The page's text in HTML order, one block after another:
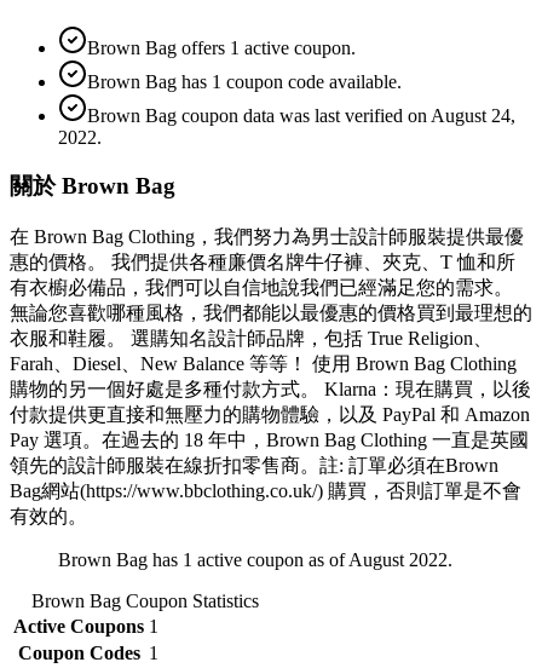
Brown Bag offers 1 active coupon.
Brown Bag has 1 coupon code available.
Brown Bag coupon data was last verified on August 24,
2022.
關於 Brown Bag
在 Brown Bag Clothing，我們努力為男士設計師服裝提供最優
惠的價格。 我們提供各種廉價名牌牛仔褲、夾克、T 恤和所
有衣櫥必備品，我們可以自信地說我們已經滿足您的需求。
無論您喜歡哪種風格，我們都能以最優惠的價格買到最理想的
衣服和鞋履。 選購知名設計師品牌，包括 True Religion、
Farah、Diesel、New Balance 等等！ 使用 Brown Bag Clothing
購物的另一個好處是多種付款方式。 Klarna：現在購買，以後
付款提供更直接和無壓力的購物體驗，以及 PayPal 和 Amazon
Pay 選項。在過去的 18 年中，Brown Bag Clothing 一直是英國
領先的設計師服裝在線折扣零售商。註: 訂單必須在Brown
Bag網站(https://www.bbclothing.co.uk/) 購買，否則訂單是不會
有效的。
Brown Bag has 1 active coupon as of August 2022.
Brown Bag Coupon Statistics
Active Coupons 1
Coupon Codes 1